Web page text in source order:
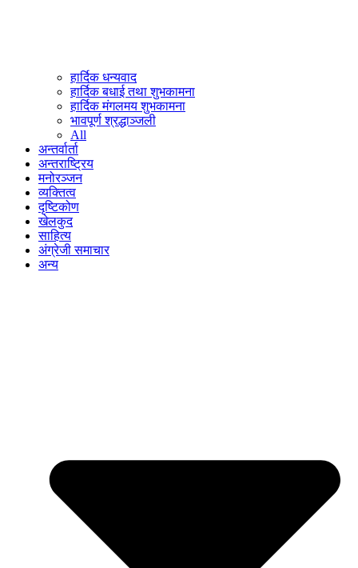
हार्दिक धन्यवाद
हार्दिक बधाई तथा शुभकामना
हार्दिक मंगलमय शुभकामना
भावपूर्ण श्रद्धाञ्जली
All
अन्तर्वार्ता
अन्तराष्ट्रिय
मनोरञ्जन
व्यक्तित्व
दृष्टिकोण
खेलकुद
साहित्य
अंग्रेजी समाचार
अन्य